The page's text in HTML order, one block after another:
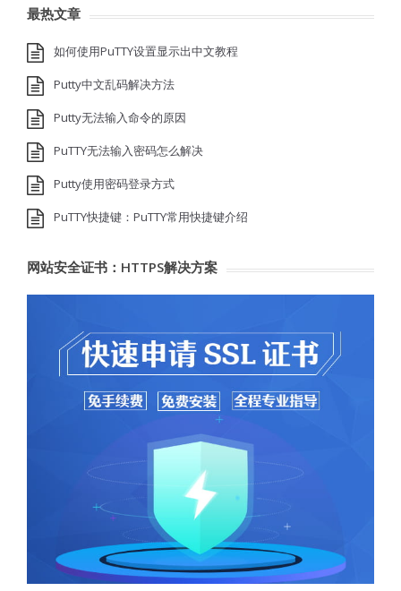
最热文章
如何使用PuTTY设置显示出中文教程
Putty中文乱码解决方法
Putty无法输入命令的原因
PuTTY无法输入密码怎么解决
Putty使用密码登录方式
PuTTY快捷键：PuTTY常用快捷键介绍
网站安全证书：HTTPS解决方案